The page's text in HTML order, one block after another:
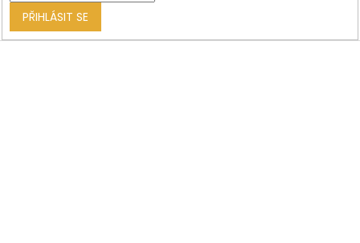
PŘIHLÁSIT SE